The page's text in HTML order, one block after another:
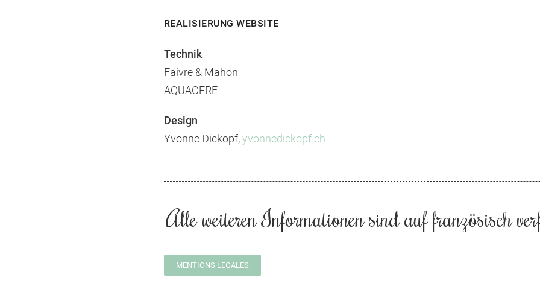
REALISIERUNG WEBSITE
Technik
Faivre & Mahon
AQUACERF
Design
Yvonne Dickopf,yvonnedickopf.ch
Alle weiteren Informationen sind auf französisch
MENTIONS LEGALES